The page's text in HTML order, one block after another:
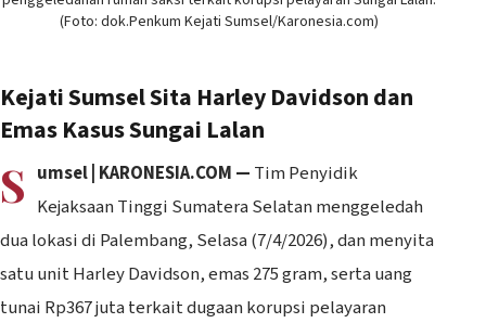
(Foto: dok.Penkum Kejati Sumsel/Karonesia.com)
Kejati Sumsel Sita Harley Davidson dan
Emas Kasus Sungai Lalan
S umsel | KARONESIA.COM — Tim Penyidik
Kejaksaan Tinggi Sumatera Selatan menggeledah
dua lokasi di Palembang, Selasa (7/4/2026), dan menyita
satu unit Harley Davidson, emas 275 gram, serta uang
tunai Rp367 juta terkait dugaan korupsi pelayaran